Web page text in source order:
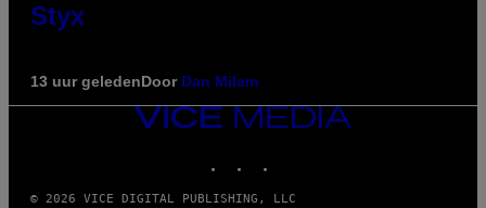
Styx
13 uur geledenDoor Dan Milam
VICE
© 2026 VICE DIGITAL PUBLISHING, LLC